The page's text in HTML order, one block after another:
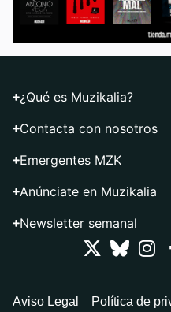
¿Qué es Muzikalia?
Contacta con nosotros
Emergentes MZK
Anúnciate en Muzikalia
Newsletter semanal
Aviso Legal Política de